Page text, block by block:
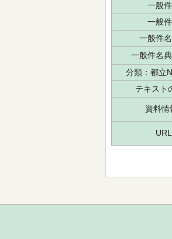
一般
一般
一般件
一般件名
分類：都立
テキスト
資料情
URL